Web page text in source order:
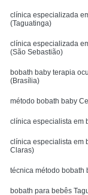
clínica especializada
(Taguatinga)
clínica especializada
(São Sebastião)
bobath baby terapia
(Brasília)
método bobath baby
clínica especialista em
clínica especialista em
Claras)
técnica método bobath
bobath para bebês